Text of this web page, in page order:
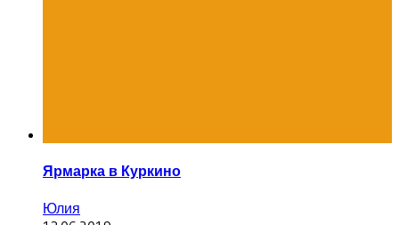
Ярмарка в Куркино
Юлия